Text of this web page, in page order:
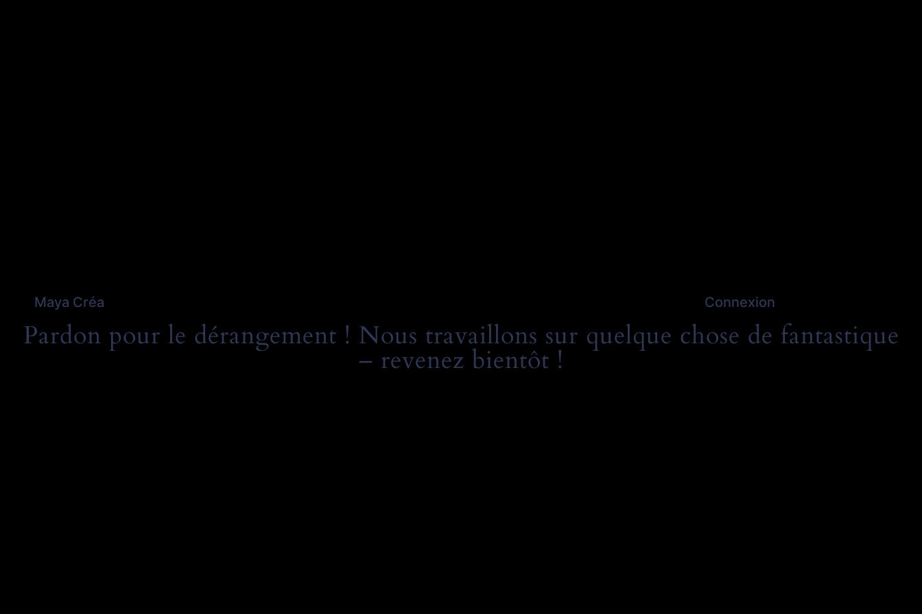
Maya Créa Connexion
Pardon pour le dérangement ! Nous travaillons sur quelque chose de fantastique
– revenez bientôt !